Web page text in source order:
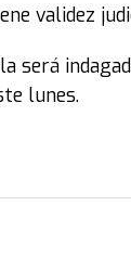
validez
será
lunes.